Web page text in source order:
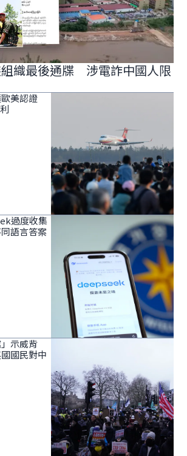
織最後通牒 涉電詐中國人限
歐美認證
過度收集
語言答案
示威背
國民對中